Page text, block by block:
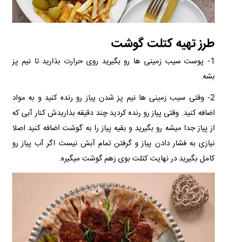
طرز تهیه کتلت گوشت
1- پوست سیب زمینی ها رو بگیرید روی حرارت بذارید تا نیم پز
بشه.
2- وقتی سیب زمینی ها نیم پز شدن پیاز رو رنده کنید و به مواد
اضافه کنید. وقتی پیاز رو رنده کردید چند دقیقه بذاریدش کنار آبی که
از پیاز جدا میشه رو بگیرید و بقیه پیاز را به گوشت اضافه کنید اصلا
نیازی به فشار دادن پیاز و گرفتن تمام آبش نیست اگر آب پیاز رو
کامل بگیرید در نهایت کتلت بوی زهم گوشت میگیره.